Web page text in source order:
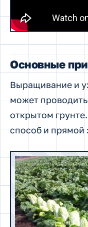
Основные
Выращивание и
может
открытом
способ и прямой